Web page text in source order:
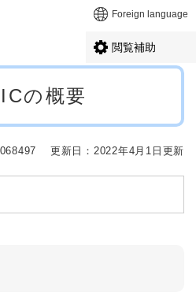
飛ばして本文へ Foreign language
閲覧補助
の概要
更新日：2022年4月1日更新